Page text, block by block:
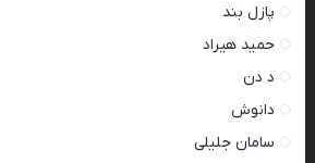
پازل بند
حمید هیراد
د دن
دانوش
سامان جلیلی